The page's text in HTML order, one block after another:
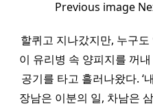
Previous image
할퀴고 지나갔지만, 누구
이 유리병 속 양피지를 꺼
공기를 타고 흘러나왔다. ‘
장남은 이분의 일, 차남은